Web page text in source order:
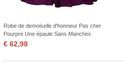
Robe de demoiselle d'honneur Pas cher
Pourpre Une épaule Sans Manches
€ 62,98